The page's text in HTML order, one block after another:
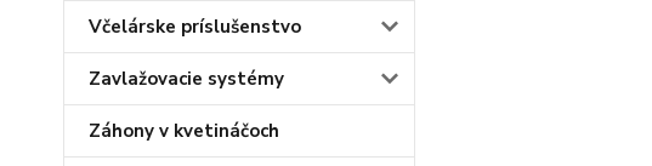
Včelárske príslušenstvo
Zavlažovacie systémy
Záhony v kvetináčoch